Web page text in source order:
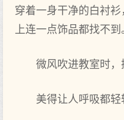
穿着一身干净的白衬
上连一点饰品都找不到
微风吹进教室时，
美得让人呼吸都轻